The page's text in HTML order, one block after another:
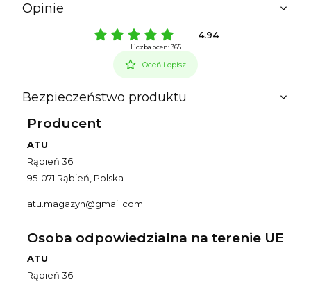
Opinie
4.94
Liczba ocen: 365
Oceń i opisz
Bezpieczeństwo produktu
Producent
ATU
Rąbień 36
95-071 Rąbień, Polska
atu.magazyn@gmail.com
Osoba odpowiedzialna na terenie UE
ATU
Rąbień 36